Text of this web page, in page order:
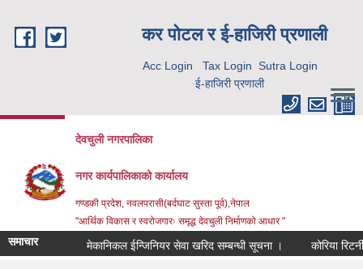
कर पाेटल र ई-हाजिरी प्रणाली
Acc Login Tax Login Sutra Login
ई-हाजिरी प्रणाली
देवचुली नगरपालिका
नगर कार्यपालिकाको कार्यालय
गण्डकी प्रदेश, नवलपरासी(बर्दघाट सुस्ता पूर्व),नेपाल
"आर्थिक विकास र स्वरोजगारः समृद्ध देवचुली निर्माणको आधार "
समाचार मेकानिकल ईन्जिनियर सेवा खरिद सम्बन्धी सूचना । कोरिया